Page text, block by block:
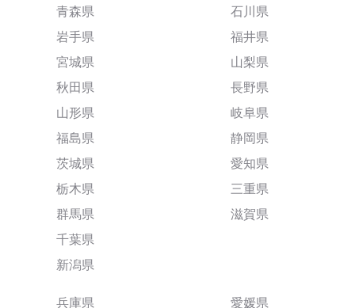
青森県
岩手県
宮城県
秋田県
山形県
福島県
茨城県
栃木県
群馬県
千葉県
新潟県
石川県
福井県
山梨県
長野県
岐阜県
静岡県
愛知県
三重県
滋賀県
兵庫県
愛媛県